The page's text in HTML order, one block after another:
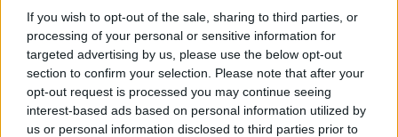
If you wish to opt-out of the sale, sharing to third parties, or
processing of your personal or sensitive information for
targeted advertising by us, please use the below opt-out
section to confirm your selection. Please note that after your
opt-out request is processed you may continue seeing
interest-based ads based on personal information utilized by
us or personal information disclosed to third parties prior to